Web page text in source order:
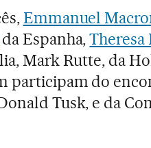
Emmanuel
da Espanha,Theresa
Mark Rutte, da
participam do
Tusk, e da